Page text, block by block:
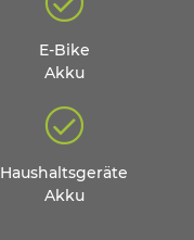
E-Bike
Akku
Haushaltsgeräte
Akku